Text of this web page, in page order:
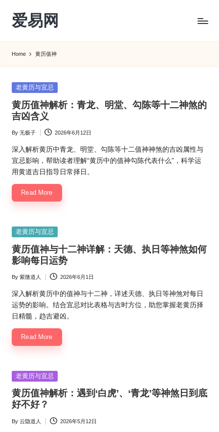
Skip
content
爱易网
转
农
历
阴
查
询
_2ebc.com
Home 黄历值神
Posted
老黄历与宜忌
黄历值神解析：青龙、明堂、勾陈等十二神煞的
吉凶含义
Posted
by
By 无极子 2026年6月12日
深入解析黄历中青龙、明堂、勾陈等十二值神神煞的吉凶属性与
宜忌影响，帮助读者理解“黄历中的值神勾陈代表什么”，科学运
用黄道吉日指导日常择日。
Read More
Posted
老黄历与宜忌
黄历值神与十二神详解：天德、执日等神煞如何
影响每日运势
Posted
by
By 紫微道人 2026年6月1日
深入解析黄历中的值神与十二神，详述天德、执日等神煞对每日
运势的影响。结合宜忌对比表格与吉时方位，助您掌握老黄历择
日精髓，趋吉避凶。
Read More
Posted
in
老黄历与宜忌
黄历值神解析：遇到‘白虎’、‘青龙’等神煞日到底
好不好？
Posted
By 云隐道人 2026年5月12日